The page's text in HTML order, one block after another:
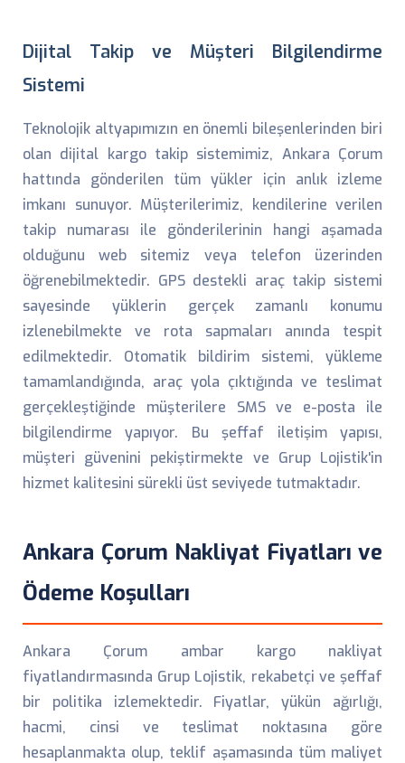
Dijital Takip ve Müşteri Bilgilendirme
Sistemi
Teknolojik altyapımızın en önemli bileşenlerinden biri
olan dijital kargo takip sistemimiz, Ankara Çorum
hattında gönderilen tüm yükler için anlık izleme
imkanı sunuyor. Müşterilerimiz, kendilerine verilen
takip numarası ile gönderilerinin hangi aşamada
olduğunu web sitemiz veya telefon üzerinden
öğrenebilmektedir. GPS destekli araç takip sistemi
sayesinde yüklerin gerçek zamanlı konumu
izlenebilmekte ve rota sapmaları anında tespit
edilmektedir. Otomatik bildirim sistemi, yükleme
tamamlandığında, araç yola çıktığında ve teslimat
gerçekleştiğinde müşterilere SMS ve e-posta ile
bilgilendirme yapıyor. Bu şeffaf iletişim yapısı,
müşteri güvenini pekiştirmekte ve Grup Lojistik'in
hizmet kalitesini sürekli üst seviyede tutmaktadır.
Ankara Çorum Nakliyat Fiyatları ve
Ödeme Koşulları
Ankara Çorum ambar kargo nakliyat
fiyatlandırmasında Grup Lojistik, rekabetçi ve şeffaf
bir politika izlemektedir. Fiyatlar, yükün ağırlığı,
hacmi, cinsi ve teslimat noktasına göre
hesaplanmakta olup, teklif aşamasında tüm maliyet